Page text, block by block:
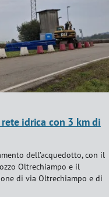
idrica con 3 km di
dell’acquedotto, con il
Oltrechiampo e il
di via Oltrechiampo e di